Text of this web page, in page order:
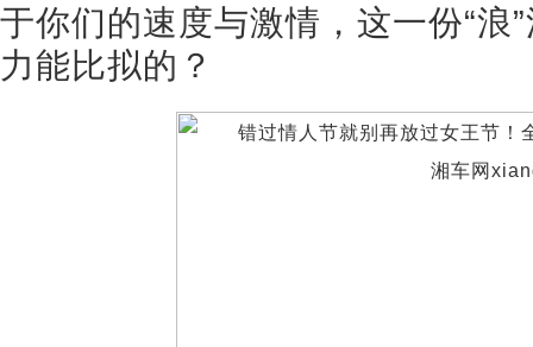
于你们的速度与激情，这一份“浪
力能比拟的？